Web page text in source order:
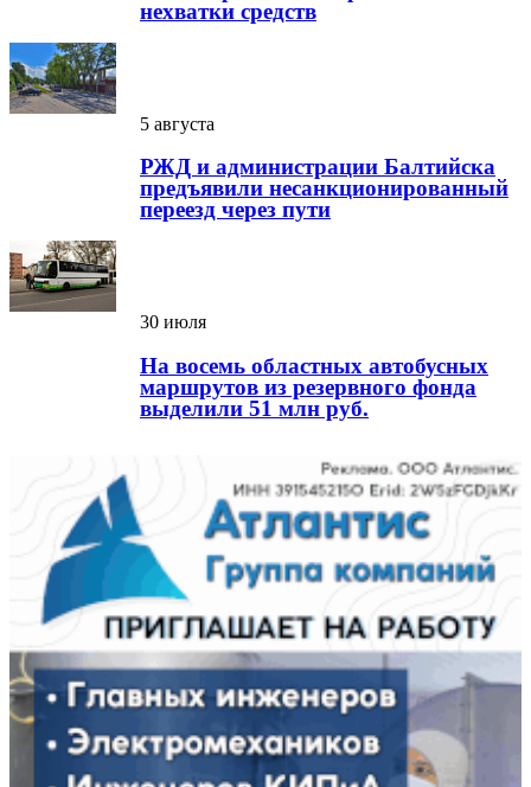
нехватки средств
5 августа
РЖД и администрации Балтийска
предъявили несанкционированный
переезд через пути
30 июля
На восемь областных автобусных
маршрутов из резервного фонда
выделили 51 млн руб.